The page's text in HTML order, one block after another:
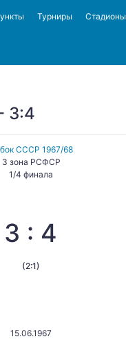
Турниры Стадионы
3:4
СССР 1967/68
3 зона РСФСР
1/4 финала
3 : 4
(2:1)
15.06.1967